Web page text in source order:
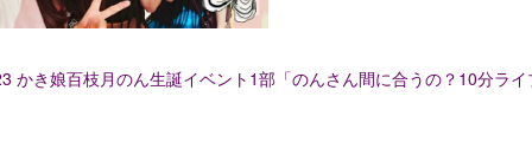
かき娘百枝月のん生誕イベント1部「のんさん間に合うの？10分ライ